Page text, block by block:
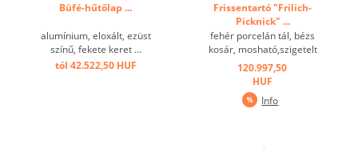
Büfé-hűtőlap ...
alumínium, eloxált, ezüst
színű, fekete keret ...
tól 42.522,50 HUF
Frissentartó "Frilich-
Picknick" ...
fehér porcelán tál, bézs
kosár, mosható,szigetelt
betét, hűtőakku ...
120.997,50
HUF
Info